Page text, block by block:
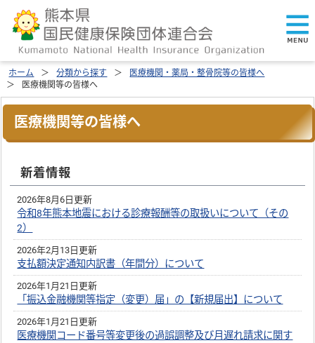
ホーム 分類から探す
医療機関・薬局・整骨院等の皆様へ
医療機関等の皆様へ
医療機関等の皆様へ
新着情報
2026年8月6日更新
令和8年熊本地震における診療報酬等の取扱いについて（その
2）
2026年2月13日更新
支払額決定通知内訳書（年間分）について
2026年1月21日更新
「振込金融機関等指定（変更）届」の【新規届出】について
2026年1月21日更新
医療機関コード番号等変更後の過誤調整及び月遅れ請求に関す